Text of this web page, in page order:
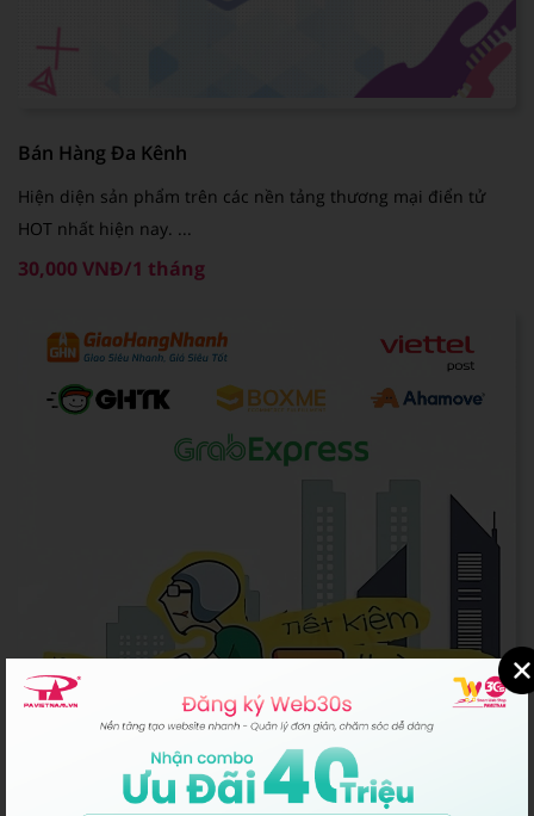
Bán Hàng Đa Kênh
Hiện diện sản phẩm trên các nền tảng thương mại điển tử
HOT nhất hiện nay. ...
30,000 VNĐ/1 tháng